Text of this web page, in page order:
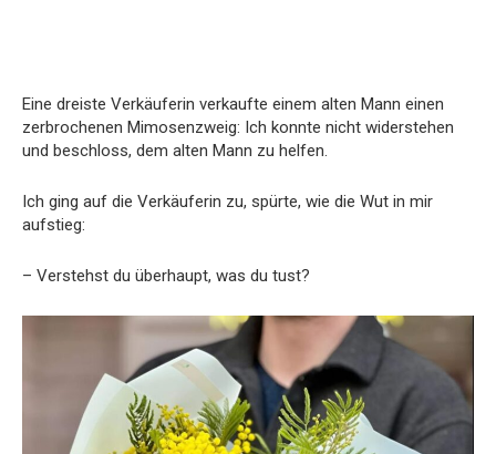
Eine dreiste Verkäuferin verkaufte einem alten Mann einen
zerbrochenen Mimosenzweig: Ich konnte nicht widerstehen
und beschloss, dem alten Mann zu helfen.
Ich ging auf die Verkäuferin zu, spürte, wie die Wut in mir
aufstieg:
– Verstehst du überhaupt, was du tust?